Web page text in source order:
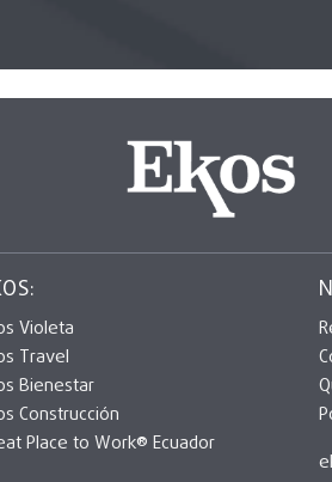
Violeta
Travel
Bienestar
Construcción
Place to Work® Ecuador